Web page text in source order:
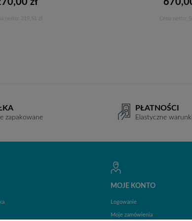
219,51 zł
zapakowane
PŁATNOŚCI
Elastyczne warunki
MOJE KONTO
Logowanie
Moje zamówienia